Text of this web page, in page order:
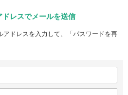
レスでメールを送信
アドレスを入力して、「パスワードを再